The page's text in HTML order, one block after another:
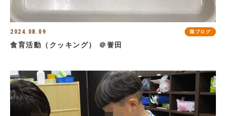
2024.08.09 園ブログ
食育活動（クッキング） ＠誉田